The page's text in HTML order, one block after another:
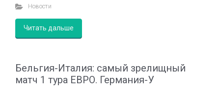
Новости
Читать дальше
Бельгия-Италия: самый зрелищный
матч 1 тура ЕВРО. Германия-У